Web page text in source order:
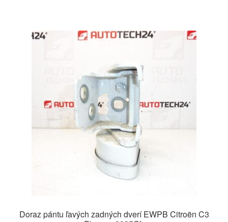
Doraz pántu ľavých zadných dverí EWPB Citroën C3